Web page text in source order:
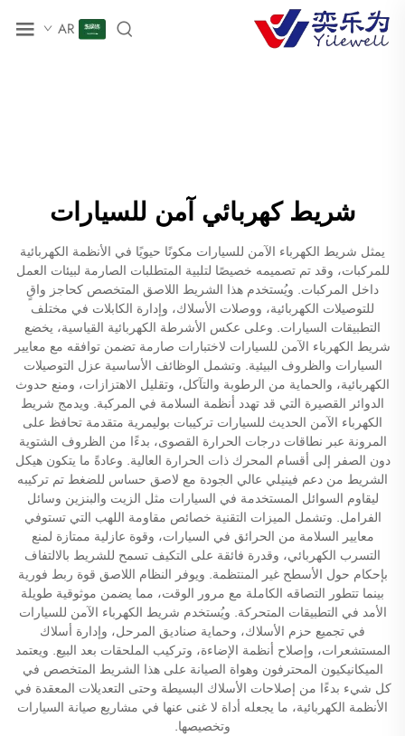
AR
شريط كهربائي آمن للسيارات
يمثل شريط الكهرباء الآمن للسيارات مكونًا حيويًا في الأنظمة الكهربائية
للمركبات، وقد تم تصميمه خصيصًا لتلبية المتطلبات الصارمة لبيئات العمل
داخل المركبات. ويُستخدم هذا الشريط اللاصق المتخصص كحاجز واقٍ
للتوصيلات الكهربائية، ووصلات الأسلاك، وإدارة الكابلات في مختلف
التطبيقات السيارات. وعلى عكس الأشرطة الكهربائية القياسية، يخضع
شريط الكهرباء الآمن للسيارات لاختبارات صارمة تضمن توافقه مع معايير
السيارات والظروف البيئية. وتشمل الوظائف الأساسية عزل التوصيلات
الكهربائية، والحماية من الرطوبة والتآكل، وتقليل الاهتزازات، ومنع حدوث
الدوائر القصيرة التي قد تهدد أنظمة السلامة في المركبة. ويدمج شريط
الكهرباء الآمن الحديث للسيارات تركيبات بوليمرية متقدمة تحافظ على
المرونة عبر نطاقات درجات الحرارة القصوى، بدءًا من الظروف الشتوية
دون الصفر إلى أقسام المحرك ذات الحرارة العالية. وعادةً ما يتكون هيكل
الشريط من دعم فينيلي عالي الجودة مع لاصق حساس للضغط تم تركيبه
ليقاوم السوائل المستخدمة في السيارات مثل الزيت والبنزين وسائل
الفرامل. وتشمل الميزات التقنية خصائص مقاومة اللهب التي تستوفي
معايير السلامة من الحرائق في السيارات، وقوة عازلية ممتازة لمنع
التسرب الكهربائي، وقدرة فائقة على التكيف تسمح للشريط بالالتفاف
بإحكام حول الأسطح غير المنتظمة. ويوفر النظام اللاصق قوة ربط فورية
بينما تتطور التصاقه الكاملة مع مرور الوقت، مما يضمن موثوقية طويلة
الأمد في التطبيقات المتحركة. ويُستخدم شريط الكهرباء الآمن للسيارات
في تجميع حزم الأسلاك، وحماية صناديق المرحل، وإدارة أسلاك
المستشعرات، وإصلاح أنظمة الإضاءة، وتركيب الملحقات بعد البيع. ويعتمد
الميكانيكيون المحترفون وهواة الصيانة على هذا الشريط المتخصص في
كل شيء بدءًا من إصلاحات الأسلاك البسيطة وحتى التعديلات المعقدة في
الأنظمة الكهربائية، ما يجعله أداة لا غنى عنها في مشاريع صيانة السيارات
وتخصيصها.